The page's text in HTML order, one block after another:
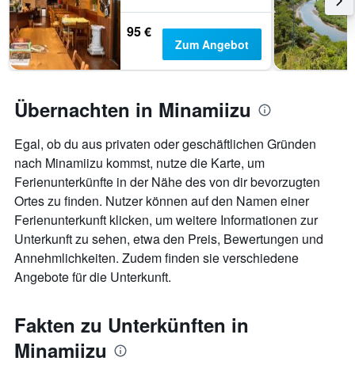
95 €
Zum Angebot
Übernachten in Minamiizu
Egal, ob du aus privaten oder geschäftlichen Gründen
nach Minamiizu kommst, nutze die Karte, um
Ferienunterkünfte in der Nähe des von dir bevorzugten
Ortes zu finden. Nutzer können auf den Namen einer
Ferienunterkunft klicken, um weitere Informationen zur
Unterkunft zu sehen, etwa den Preis, Bewertungen und
Annehmlichkeiten. Zudem finden sie verschiedene
Angebote für die Unterkunft.
Fakten zu Unterkünften in
Minamiizu